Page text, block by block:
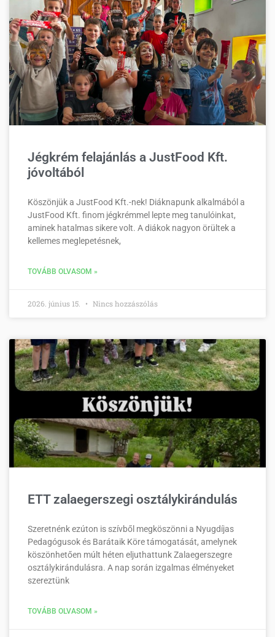
Jégkrém felajánlás a JustFood Kft.
jóvoltából
Köszönjük a JustFood Kft.-nek! Diáknapunk alkalmából a
JustFood Kft. finom jégkrémmel lepte meg tanulóinkat,
aminek hatalmas sikere volt. A diákok nagyon örültek a
kellemes meglepetésnek,
TOVÁBB OLVASOM »
2026. június 15. Nincs hozzászólás
ETT zalaegerszegi osztálykirándulás
Szeretnénk ezúton is szívből megköszönni a Nyugdíjas
Pedagógusok és Barátaik Köre támogatását, amelynek
köszönhetően múlt héten eljuthattunk Zalaegerszegre
osztálykirándulásra. A nap során izgalmas élményeket
szereztünk
TOVÁBB OLVASOM »